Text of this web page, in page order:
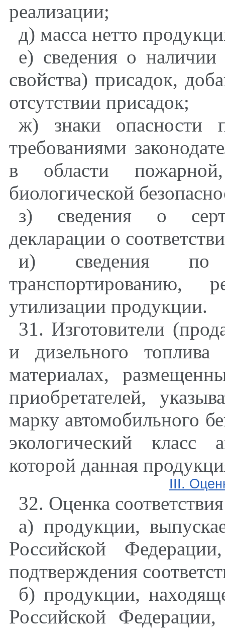
реализации;
д) масса нетто
е) сведения о
свойства) присадок,
отсутствии присадок;
ж) знаки опасности
требованиями
в области
биологической
з) сведения о
декларации о
и) сведения по
транспортированию,
утилизации продукции.
31. Изготовители
и дизельного
материалах,
приобретателей,
марку автомобильного
экологический класс
которой данная
III.
32. Оценка
а) продукции,
Российской
подтверждения
б) продукции,
Российской